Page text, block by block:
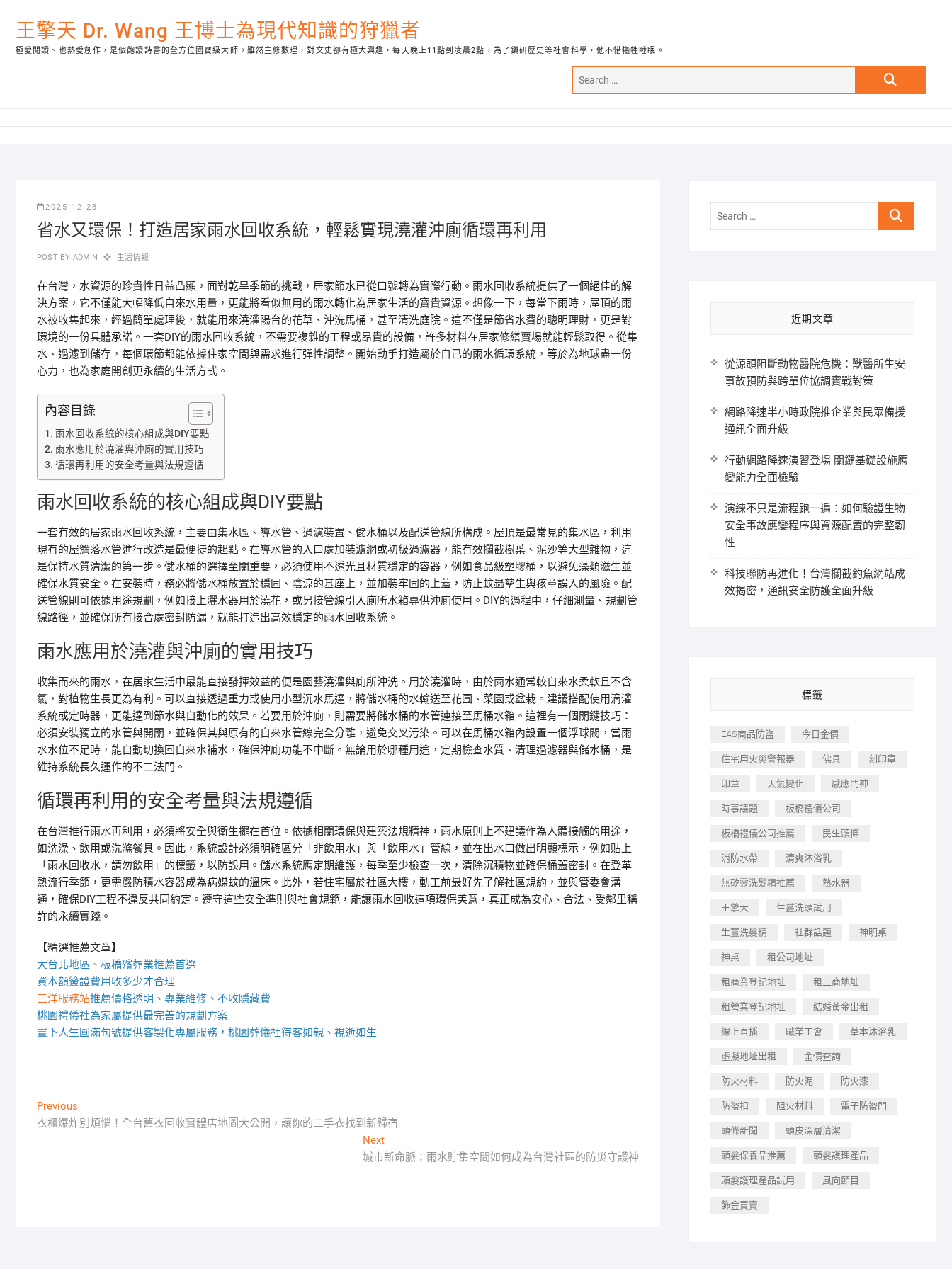
content王擎天 Dr. Wang 王博士為現代知識的狩獵者
極愛閱讀、也熱愛創作，是個飽讀詩書的全方位國寶級大師。雖然主修數理，對文史卻有極大興趣，每天晚上11點到凌晨2點，為了鑽研歷史等社會科學，他不惜犧牲睡眠。
Search
2025-12-28
省水又環保！打造居家雨水回收系統，輕鬆實現澆灌沖廁循環再利用
POST BY ADMIN 生活情報
在台灣，水資源的珍貴性日益凸顯，面對乾旱季節的挑戰，居家節水已從口號轉為實際行動。雨水回收系統提供了一個絕佳的解
決方案，它不僅能大幅降低自來水用量，更能將看似無用的雨水轉化為居家生活的寶貴資源。想像一下，每當下雨時，屋頂的雨
水被收集起來，經過簡單處理後，就能用來澆灌陽台的花草、沖洗馬桶，甚至清洗庭院。這不僅是節省水費的聰明理財，更是對
環境的一份具體承諾。一套DIY的雨水回收系統，不需要複雜的工程或昂貴的設備，許多材料在居家修繕賣場就能輕鬆取得。從集
水、過濾到儲存，每個環節都能依據住家空間與需求進行彈性調整。開始動手打造屬於自己的雨水循環系統，等於為地球盡一份
心力，也為家庭開創更永續的生活方式。
內容目錄
雨水回收系統的核心組成與DIY要點
雨水應用於澆灌與沖廁的實用技巧
循環再利用的安全考量與法規遵循
雨水回收系統的核心組成與DIY要點
一套有效的居家雨水回收系統，主要由集水區、導水管、過濾裝置、儲水桶以及配送管線所構成。屋頂是最常見的集水區，利用
現有的屋簷落水管進行改造是最便捷的起點。在導水管的入口處加裝濾網或初級過濾器，能有效攔截樹葉、泥沙等大型雜物，這
是保持水質清潔的第一步。儲水桶的選擇至關重要，必須使用不透光且材質穩定的容器，例如食品級塑膠桶，以避免藻類滋生並
確保水質安全。在安裝時，務必將儲水桶放置於穩固、陰涼的基座上，並加裝牢固的上蓋，防止蚊蟲孳生與孩童誤入的風險。配
送管線則可依據用途規劃，例如接上灑水器用於澆花，或另接管線引入廁所水箱專供沖廁使用。DIY的過程中，仔細測量、規劃管
線路徑，並確保所有接合處密封防漏，就能打造出高效穩定的雨水回收系統。
雨水應用於澆灌與沖廁的實用技巧
收集而來的雨水，在居家生活中最能直接發揮效益的便是園藝澆灌與廁所沖洗。用於澆灌時，由於雨水通常較自來水柔軟且不含
氯，對植物生長更為有利。可以直接透過重力或使用小型沉水馬達，將儲水桶的水輸送至花圃、菜園或盆栽。建議搭配使用滴灌
系統或定時器，更能達到節水與自動化的效果。若要用於沖廁，則需要將儲水桶的水管連接至馬桶水箱。這裡有一個關鍵技巧：
必須安裝獨立的水管與開關，並確保其與原有的自來水管線完全分離，避免交叉污染。可以在馬桶水箱內設置一個浮球閥，當雨
水水位不足時，能自動切換回自來水補水，確保沖廁功能不中斷。無論用於哪種用途，定期檢查水質、清理過濾器與儲水桶，是
維持系統長久運作的不二法門。
循環再利用的安全考量與法規遵循
在台灣推行雨水再利用，必須將安全與衛生擺在首位。依據相關環保與建築法規精神，雨水原則上不建議作為人體接觸的用途，
如洗澡、飲用或洗滌餐具。因此，系統設計必須明確區分「非飲用水」與「飲用水」管線，並在出水口做出明顯標示，例如貼上
「雨水回收水，請勿飲用」的標籤，以防誤用。儲水系統應定期維護，每季至少檢查一次，清除沉積物並確保桶蓋密封。在登革
熱流行季節，更需嚴防積水容器成為病媒蚊的溫床。此外，若住宅屬於社區大樓，動工前最好先了解社區規約，並與管委會溝
通，確保DIY工程不違反共同約定。遵守這些安全準則與社會規範，能讓雨水回收這項環保美意，真正成為安心、合法、受鄰里稱
許的永續實踐。
【精選推薦文章】
大台北地區、 板橋殯葬業推薦首選
資本額簽證費用收多少才合理
三洋服務站推薦價格透明、專業維修、不收隱藏費
桃園禮儀社為家屬提供最完善的規劃方案
畫下人生圓滿句號提供客製化專屬服務，桃園葬儀社待客如親、視逝如生
文
章
Previous
post:
衣櫃爆炸別煩惱！全台舊衣回收實體店地圖大公開，讓你的二手衣找到新歸宿
NextNext
post:
城市新命脈：雨水貯集空間如何成為台灣社區的防災守護神
Search
近期文章
從源頭阻斷動物醫院危機：獸醫所生安
事故預防與跨單位協調實戰對策
網路降速半小時政院推企業與民眾備援
通訊全面升級
行動網路降速演習登場 關鍵基礎設施應
變能力全面檢驗
演練不只是流程跑一遍：如何驗證生物
安全事故應變程序與資源配置的完整韌
性
科技聯防再進化！台灣攔截釣魚網站成
效揭密，通訊安全防護全面升級
標籤
EAS商品防盜 今日金價
住宅用火災警報器 佛具 刻印章
印章 天氣變化 感應門神
時事議題 板橋禮儀公司
板橋禮儀公司推薦 民生頭條
消防水帶 清爽沐浴乳
無矽靈洗髮精推薦 熱水器
王擎天 生薑洗頭試用
生薑洗髮精 社群話題 神明桌
神桌 租公司地址
租商業登記地址 租工商地址
租營業登記地址 結婚黃金出租
線上直播 職業工會 草本沐浴乳
虛擬地址出租 金價查詢
防火材料 防火泥 防火漆
防盜扣 阻火材料 電子防盜門
頭條新聞 頭皮深層清潔
頭髮保養品推薦 頭髮護理產品
頭髮護理產品試用 風向節目
飾金買賣